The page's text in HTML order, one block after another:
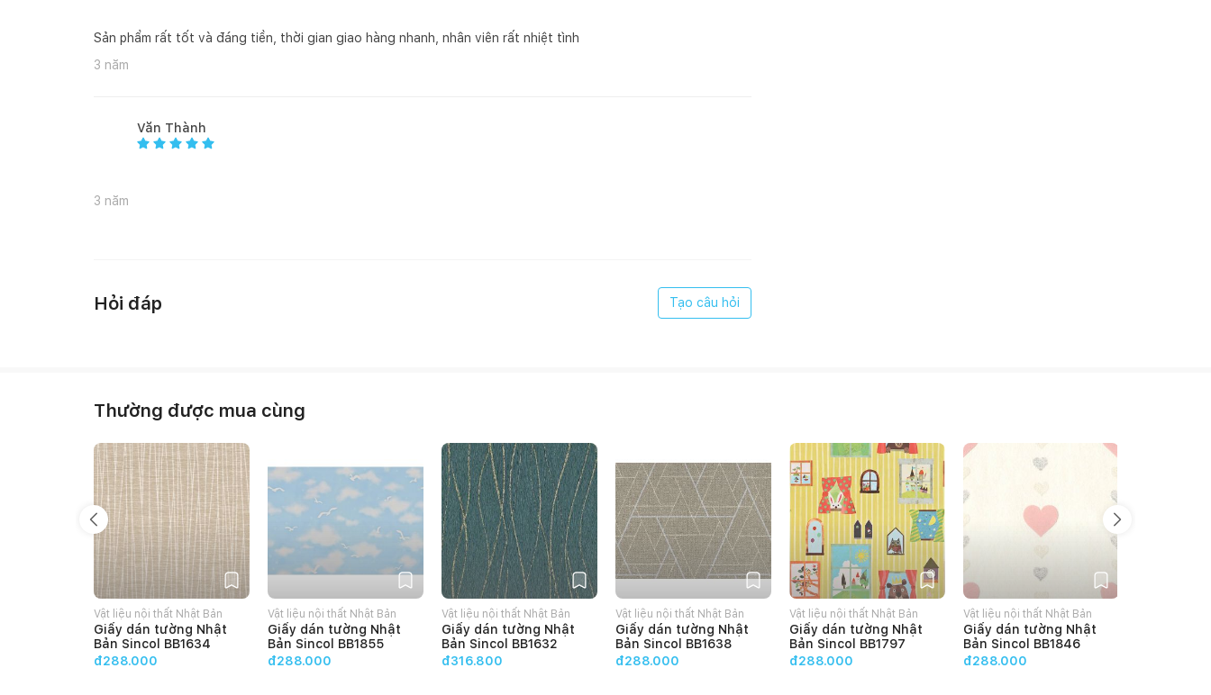
2. Hướng dẫn kích thước rèm để tạo sóng đẹp
Sản phẩm rất tốt và đáng tiền, thời gian giao hàng nhanh, nhân viên rất nhiệt tình
3 năm
Văn Thành
3 năm
Hỏi đáp Tạo câu hỏi
Thường được mua cùng
Vật liệu nội thất Nhật Bản
Giấy dán tường Nhật
Bản Sincol BB1634
đ288.000
Vật liệu nội thất Nhật Bản
Giấy dán tường Nhật
Bản Sincol BB1855
đ288.000
Vật liệu nội thất Nhật Bản
Giấy dán tường Nhật
Bản Sincol BB1632
đ316.800
Vật liệu nội thất Nhật Bản
Giấy dán tường Nhật
Bản Sincol BB1638
đ288.000
Vật liệu nội thất Nhật Bản
Giấy dán tường Nhật
Bản Sincol BB1797
đ288.000
Vật liệu nội thất Nhật Bản
Giấy dán tường Nhật
Bản Sincol BB1846
đ288.000